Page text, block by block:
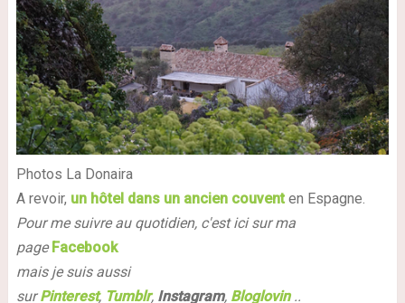
Photos La Donaira
A revoir, un hôtel dans un ancien couvent en Espagne.
Pour me suivre au quotidien, c'est ici sur ma
pageFacebook
mais je suis aussi
surPinterest, Tumblr, Instagram, Bloglovin..